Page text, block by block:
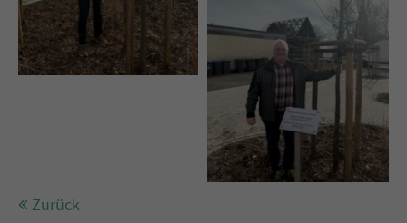
Zurück